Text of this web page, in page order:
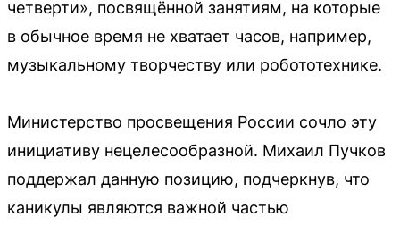
четверти», посвящённой занятиям, на которые
в обычное время не хватает часов, например,
музыкальному творчеству или робототехнике.
Министерство просвещения России сочло эту
инициативу нецелесообразной. Михаил Пучков
поддержал данную позицию, подчеркнув, что
каникулы являются важной частью